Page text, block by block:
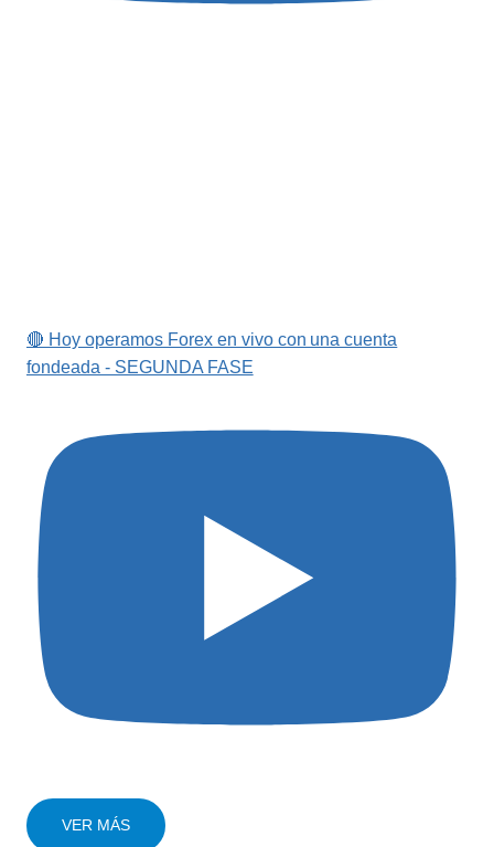
🔴 Hoy operamos Forex en vivo con una cuenta
fondeada - SEGUNDA FASE
VER MÁS